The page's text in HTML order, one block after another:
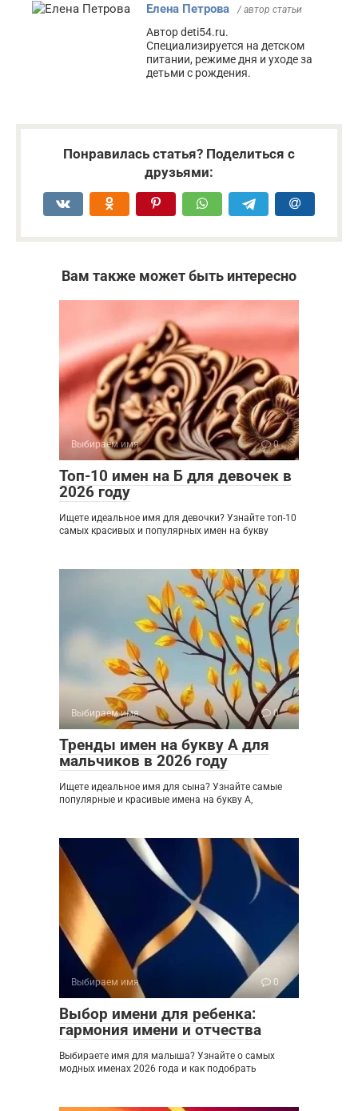
Елена Петрова / автор статьи
Автор deti54.ru.
Специализируется на детском
питании, режиме дня и уходе за
детьми с рождения.
Понравилась статья? Поделиться с
друзьями:
Вам также может быть интересно
Выбираем имя 0
Топ-10 имен на Б для девочек в
2026 году
Ищете идеальное имя для девочки? Узнайте топ-10
самых красивых и популярных имен на букву
Выбираем имя 0
Тренды имен на букву А для
мальчиков в 2026 году
Ищете идеальное имя для сына? Узнайте самые
популярные и красивые имена на букву А,
Выбираем имя 0
Выбор имени для ребенка:
гармония имени и отчества
Выбираете имя для малыша? Узнайте о самых
модных именах 2026 года и как подобрать